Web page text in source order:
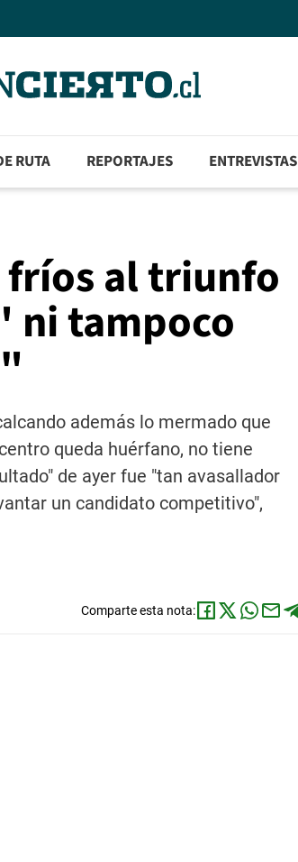
RUTA REPORTAJES ENTREVISTAS
fríos al triunfo
ni tampoco
además lo mermado que
queda huérfano, no tiene
de ayer fue "tan avasallador
un candidato competitivo",
Comparte esta nota: